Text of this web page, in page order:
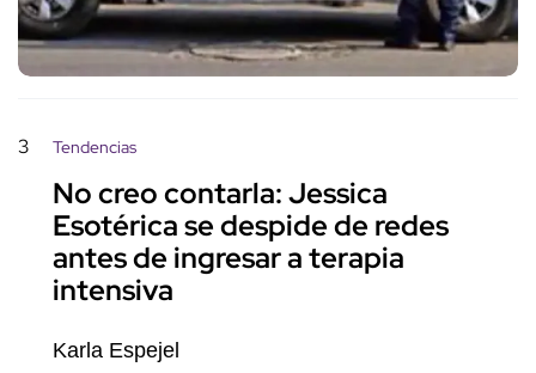
3 Tendencias
No creo contarla: Jessica
Esotérica se despide de redes
antes de ingresar a terapia
intensiva
Karla Espejel